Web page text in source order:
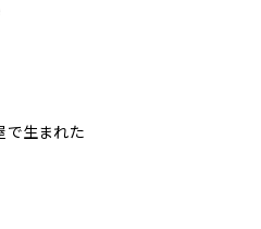
で生まれた